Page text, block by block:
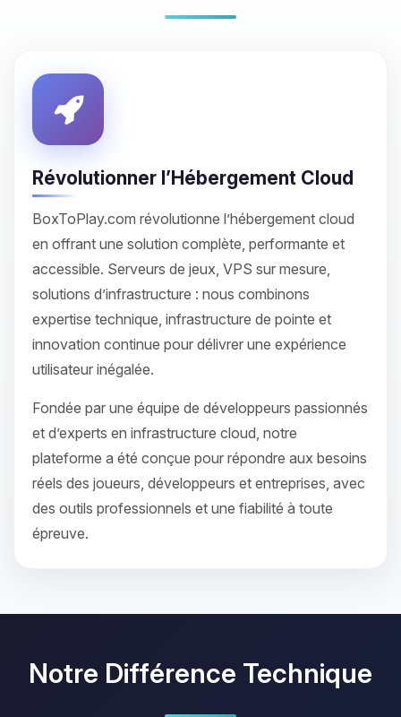
Révolutionner l’Hébergement Cloud
BoxToPlay.com révolutionne l’hébergement cloud
en offrant une solution complète, performante et
accessible. Serveurs de jeux, VPS sur mesure,
solutions d’infrastructure : nous combinons
expertise technique, infrastructure de pointe et
innovation continue pour délivrer une expérience
utilisateur inégalée.
Fondée par une équipe de développeurs passionnés
et d’experts en infrastructure cloud, notre
plateforme a été conçue pour répondre aux besoins
réels des joueurs, développeurs et entreprises, avec
des outils professionnels et une fiabilité à toute
épreuve.
Notre Différence Technique